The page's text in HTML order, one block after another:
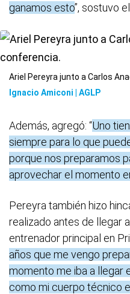
ganamos esto”, sostuvo
Ariel Pereyra junto a Carlos
Ignacio Amiconi | AGLP
Además, agregó: “Uno
siempre para lo que
porque nos preparamos
aprovechar el momento
Pereyra también hizo
realizado antes de llegar
entrenador principal en
años que me vengo
momento me iba a llegar
como mi cuerpo técnico